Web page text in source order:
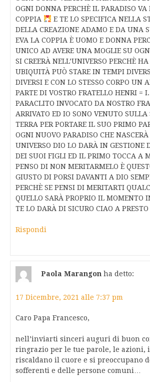
OGNI DONNA PERCHÈ IL PARADISO
COPPIA
E TE LO SPECIFICA NELLA
DELLA CREAZIONE ADAMO E DA UNA
EVA LA COPPIA È UOMO E DONNA
UNICO AD AVERE UNA MOGLIE SU
SI CREERÀ NELL’UNIVERSO PERCHÈ
UBIQUITÀ PUÒ STARE IN TEMPI
DIVERSI E CON LO STESSO CORPO UN
PARTE DI VOSTRO FRATELLO HENRI =
PARACLITO INVOCATO DA NOSTRO
ARRIVATO ED IO SONO VENUTO
TERRA PER PORTARE IL SUO PRIMO
OGNI NUOVO PARADISO CHE NASCERÀ
UNIVERSO DIO LO DARÀ IN GESTIONE
DEI SUOI FIGLI ED IL PRIMO TOCCA A
PENSO DI NON MERITARMELO È
GIUSTO DI PORSI DAVANTI A DIO
PERCHÈ SE PENSI DI MERITARTI
QUELLO SARÀ PROPRIO IL MOMENTO
TE LO DARÀ DI SICURO CIAO A PRESTO
Rispondi
Paola Marangon ha detto:
17 Dicembre, 2021 alle 7:37 pm
Caro Papa Francesco,
nell’inviarti sinceri auguri di buon
ringrazio per le tue parole, le azioni, i
riscaldano il cuore e si preoccupano
sofferenti e delle persone comuni…